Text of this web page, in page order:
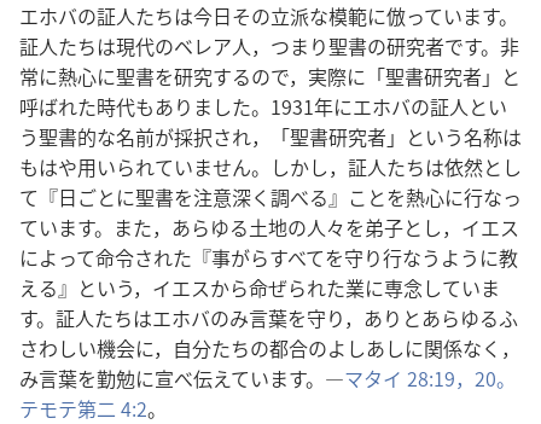
エホバの証人たちは今日その立派な模範に倣っています。
証人たちは現代のベレア人，つまり聖書の研究者です。非
常に熱心に聖書を研究するので，実際に「聖書研究者」と
呼ばれた時代もありました。1931年にエホバの証人とい
う聖書的な名前が採択され，「聖書研究者」という名称は
もはや用いられていません。しかし，証人たちは依然とし
て『日ごとに聖書を注意深く調べる』ことを熱心に行なっ
ています。また，あらゆる土地の人々を弟子とし，イエス
によって命令された『事がらすべてを守り行なうように教
える』という，イエスから命ぜられた業に専念していま
す。証人たちはエホバのみ言葉を守り，ありとあらゆるふ
さわしい機会に，自分たちの都合のよしあしに関係なく，
み言葉を勤勉に宣べ伝えています。―マタイ 28:19，20。
テモテ第二 4:2。